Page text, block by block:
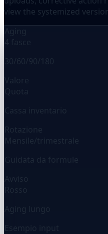
view the systemized
Aging
4 fasce
30/60/90/180
Valore
Quota
Cassa inventario
Rotazione
Mensile/trimestrale
Guidata da formule
Avviso
Rosso
Aging lungo
Esempio input